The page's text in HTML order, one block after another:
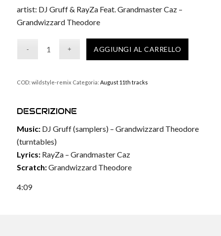
artist: DJ Gruff & RayZa Feat. Grandmaster Caz –
Grandwizzard Theodore
AGGIUNGI AL CARRELLO
COD: wildstyle-remix Categoria: August 11th tracks
DESCRIZIONE
Music:DJ Gruff (samplers) – Grandwizzard Theodore
(turntables)
Lyrics:RayZa – Grandmaster Caz
Scratch:Grandwizzard Theodore
4:09